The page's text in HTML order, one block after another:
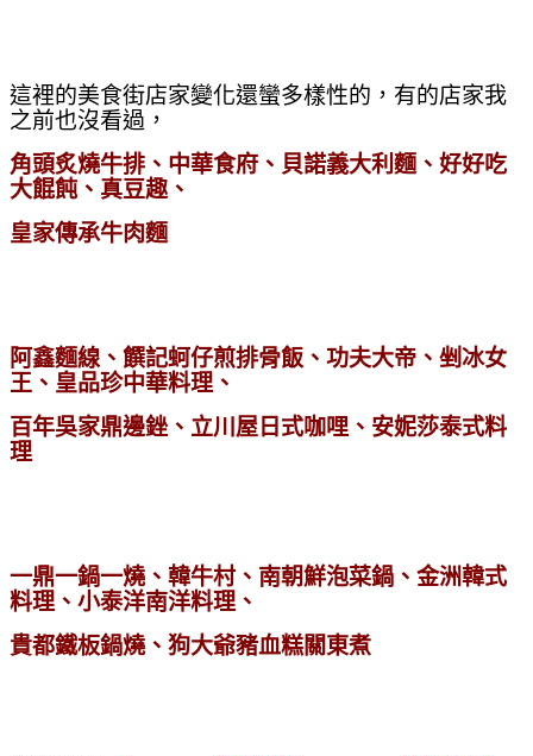
這裡的美食街店家變化還蠻多樣性的，有的店家我
之前也沒看過，
角頭炙燒牛排、中華食府、貝諾義大利麵、好好吃
大餛飩、真豆趣、
皇家傳承牛肉麵
阿鑫麵線 、饌記蚵仔煎排骨飯、功夫大帝、剉冰女
王、 皇品珍中華料理、
百年吳家鼎邊銼、立川屋日式咖哩、安妮莎泰式料
理
一鼎一鍋一燒、韓牛村、南朝鮮泡菜鍋 、金洲韓式
料理 、小泰洋南洋料理、
貴都鐵板鍋燒、狗大爺豬血糕關東煮